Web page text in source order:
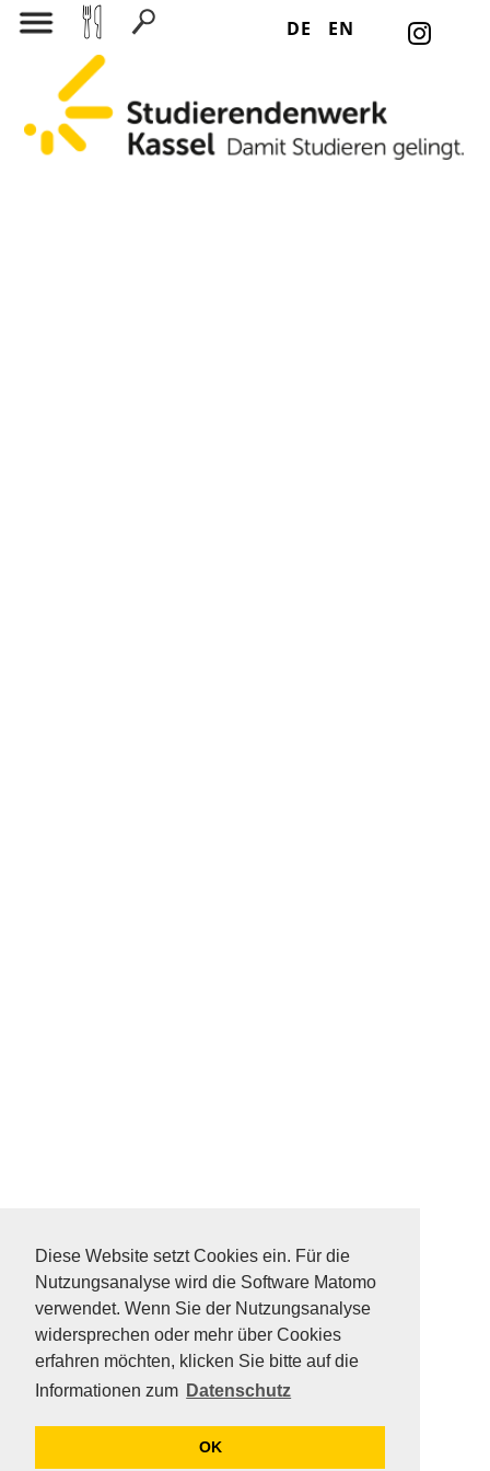
Diese Website setzt Cookies ein. Für die
Nutzungsanalyse wird die Software Matomo
verwendet. Wenn Sie der Nutzungsanalyse
widersprechen oder mehr über Cookies
erfahren möchten, klicken Sie bitte auf die
Informationen zum Datenschutz
OK
DE EN
Suchen nach:
SITEMAP
FAQ
KONTAKT
IMPRESSUM